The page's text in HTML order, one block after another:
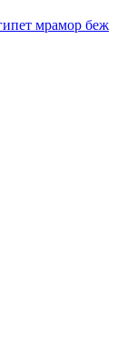
мрамор беж